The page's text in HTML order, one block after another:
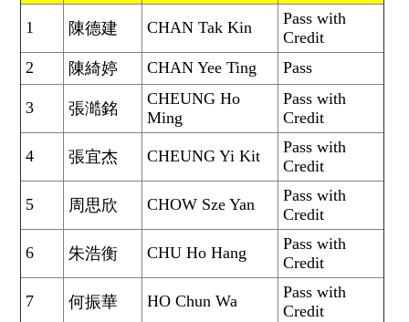
1 陳德建 CHAN Tak Kin
Pass with
Credit
2
陳綺婷 CHAN Yee Ting Pass
3 張澔銘
CHEUNG Ho
Ming
Pass with
Credit
4 張宜杰 CHEUNG Yi Kit
Pass with
Credit
5 周思欣 CHOW Sze Yan
Pass with
Credit
6 朱浩衡 CHU Ho Hang
Pass with
Credit
7 何振華 HO Chun Wa
Pass with
Credit